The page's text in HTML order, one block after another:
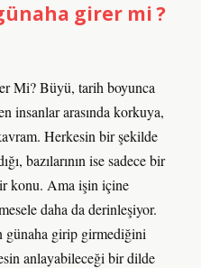
girer mi ?
Mi? Büyü, tarih boyunca
insanlar arasında korkuya,
Herkesin bir şekilde
bazılarının ise sadece bir
konu. Ama işin içine
daha da derinleşiyor.
günaha girip girmediğini
anlayabileceği bir dilde